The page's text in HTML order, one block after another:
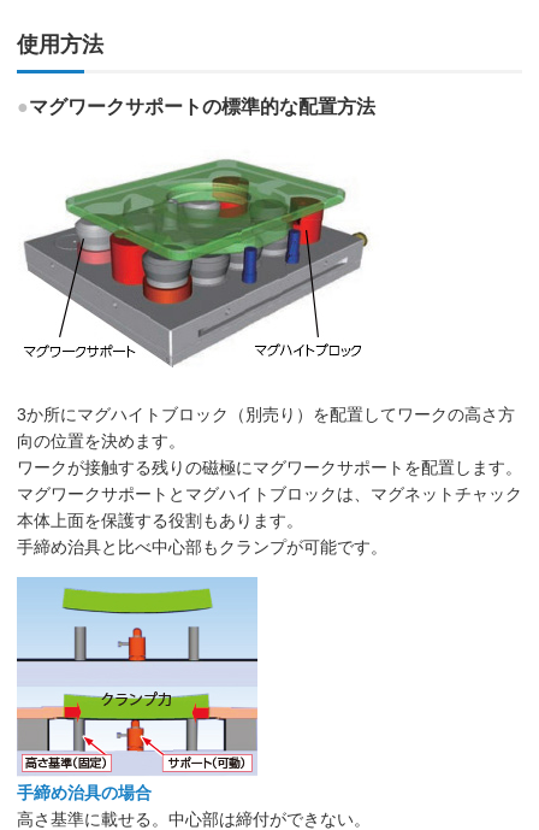
使用方法
●マグワークサポートの標準的な配置方法
3か所にマグハイトブロック（別売り）を配置してワークの高さ方
向の位置を決めます。
ワークが接触する残りの磁極にマグワークサポートを配置します。
マグワークサポートとマグハイトブロックは、マグネットチャック
本体上面を保護する役割もあります。
手締め治具と比べ中心部もクランプが可能です。
手締め治具の場合
高さ基準に載せる。中心部は締付ができない。